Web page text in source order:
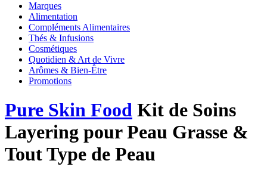
Marques
Alimentation
Compléments Alimentaires
Thés & Infusions
Cosmétiques
Quotidien & Art de Vivre
Arômes & Bien-Être
Promotions
Pure Skin Food Kit de Soins
Layering pour Peau Grasse &
Tout Type de Peau